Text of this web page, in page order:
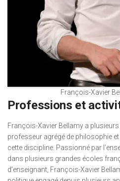
François-Xavier
Professions et
François-Xavier Bellamy a
professeur agrégé de philosophie
cette discipline. Passionné par
dans plusieurs grandes écoles
d’enseignant, François-Xavier